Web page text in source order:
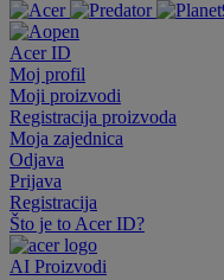
Acer ID
Moj profil
Moji proizvodi
Registracija proizvoda
Moja zajednica
Odjava
Prijava
Registracija
Što je to Acer ID?
AI Proizvodi